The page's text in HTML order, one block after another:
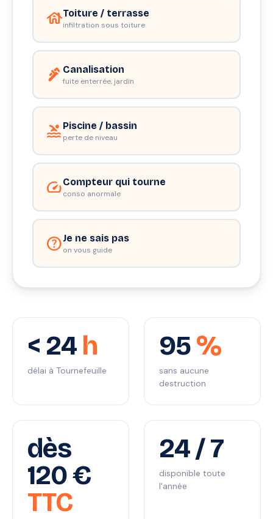
houseToiture / terrasse
infiltration sous toiture
plumbing Canalisation
fuite enterrée, jardin
pool Piscine / bassin
perte de niveau
speedCompteur qui tourne
conso anormale
helpJe ne sais pas
on vous guide
< 24 h
délai à Tournefeuille
95%
sans aucune
destruction
dès
120 €
TTC
24 / 7
disponible toute
l'année